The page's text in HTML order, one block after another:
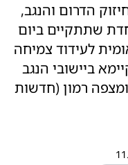
הדרום והנגב,
שתתקיים ביום
לעידוד צמיחה
ביישובי הנגב
רמון (חדשות